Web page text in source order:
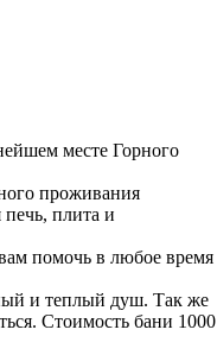
месте Горного
проживания
плита и
помочь в любое время
и теплый душ. Так же
Стоимость бани 1000